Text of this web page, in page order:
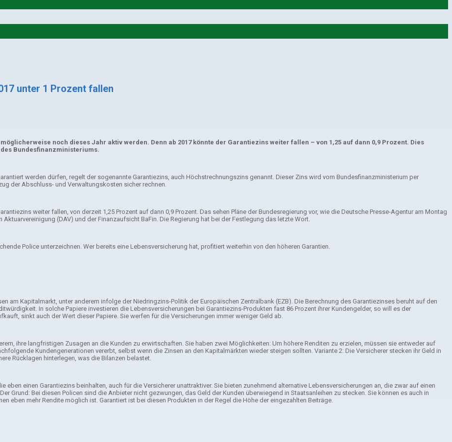
unter 1 Prozent fallen
noch dieses Jahr aktiv werden. Denn ab 2017 könnte der Garantiezins weiter fallen – von 1,25 auf dann 0,9 Prozent. Dies
Bundesfinanzministeriums.
werden dürfen, regelt der sogenannte Garantiezins, auch Höchstrechnungszins genannt. Dieser Zins wird vom Bundesfinanzministerium per
der Abschluss- und Verwaltungskosten sicher rechnen.
weiter fallen, von derzeit 1,25 Prozent auf dann 0,9 Prozent. Das sehen Pläne der Bundesregierung vor, wie die Deutsche Presse-Agentur am Montag
(DAV) und der Finanzaufsicht BaFin. Die Regierung hat bei der Festlegung das letzte Wort.
Police unterzeichnen. Wer bereits eine Lebensversicherung hat, profitiert weiterhin von den höheren Garantien.
am Kapitalmarkt, unter anderem infolge der Niedringzins-Politik der Europäischen Zentralbank (EZB). Die Berechnung des Garantiezinses beruht auf den
In solche Papiere investieren die Lebensversicherungen bei Garantiezins-Produkten fast 86 Prozent ihrer Kundengelder, so will es der
sinkt auch der Wert dieser Papiere. Sie werfen für die Versicherungen immer weniger Geld ab.
ihre langfristigen Zusagen an die Kunden zu erwirtschaften. Sie haben zwei Möglichkeiten: Um höhere Renditen zu erzielen, müssen sie entweder auf
Kundengenerationen vererbt, selbst wenn die Zinsen an den Kapitalmärkten wieder steigen sollten. Variante 2: Die Versicherer stecken ihr Geld in
Rücklagen hinterlegen, was die Bilanzen belastet.
einen Garantiezins beinhalten, auch für die Versicherer unattraktiver. Sie bieten zunehmend alternative Lebensversicherungen an, die zwar auf einen
Grund: Bei diesen Policen sind die Anbieter nicht gezwungen, das Geld der Kunden überwiegend in Staatsanleihen zu stecken. Sie können es auch in
eben mehr Rendite möglich ist. Garantiert ist bei diesen Produkten in der Regel die Höhe der eingezahlten Beiträge.